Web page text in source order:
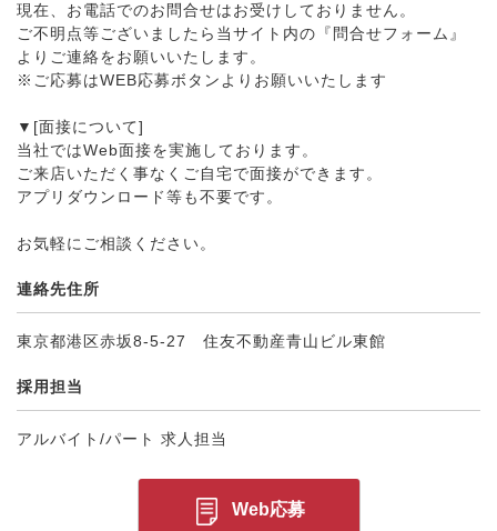
現在、お電話でのお問合せはお受けしておりません。
ご不明点等ございましたら当サイト内の『問合せフォーム』
よりご連絡をお願いいたします。
※ご応募はWEB応募ボタンよりお願いいたします
▼[面接について]
当社ではWeb面接を実施しております。
ご来店いただく事なくご自宅で面接ができます。
アプリダウンロード等も不要です。
お気軽にご相談ください。
連絡先住所
東京都港区赤坂8-5-27 住友不動産青山ビル東館
採用担当
アルバイト/パート 求人担当
Web応募